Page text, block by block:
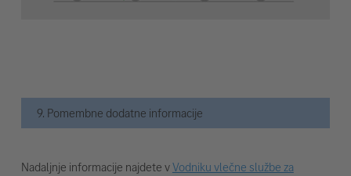
9. Pomembne dodatne informacije
Nadaljnje informacije najdete vVodniku vlečne službe za